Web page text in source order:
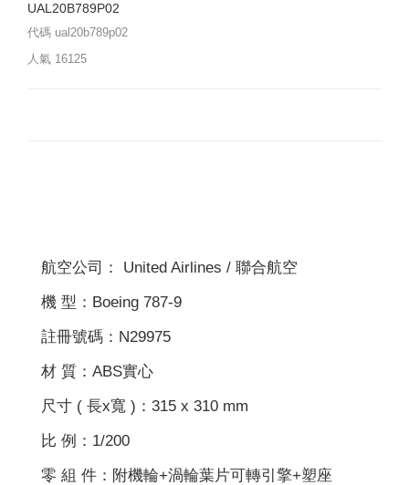
UAL20B789P02
代碼 ual20b789p02
人氣 16125
航空公司： United Airlines / 聯合航空
機 型：Boeing 787-9
註冊號碼：N29975
材 質：ABS實心
尺寸 ( 長x寬 )：315 x 310 mm
比 例：1/200
零 組 件：附機輪+渦輪葉片可轉引擎+塑座